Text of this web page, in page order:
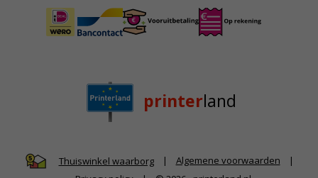
printerland
Thuiswinkel waarborg | Algemene voorwaarden
|